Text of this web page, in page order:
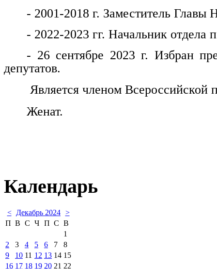
- 2001-2018 г. Заместитель Главы
- 2022-2023 гг. Начальник
- 26 сентябре 2023 г. Избран
депутатов.
Является членом Всероссийской
Женат.
Календарь
< Декабрь 2024 >
П В С Ч П С В
1
2
3 4 5 6 7
8
9
10 11 12 13 14 15
16 17 18 19 20 21 22